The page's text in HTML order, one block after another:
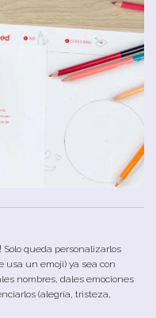
Solo queda personalizarlos
usa un emoji) ya sea con
nombres, dales emociones
(alegría, tristeza,